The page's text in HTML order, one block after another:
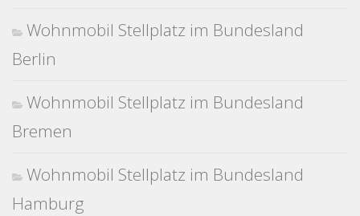
Wohnmobil Stellplatz im Bundesland
Berlin
Wohnmobil Stellplatz im Bundesland
Bremen
Wohnmobil Stellplatz im Bundesland
Hamburg